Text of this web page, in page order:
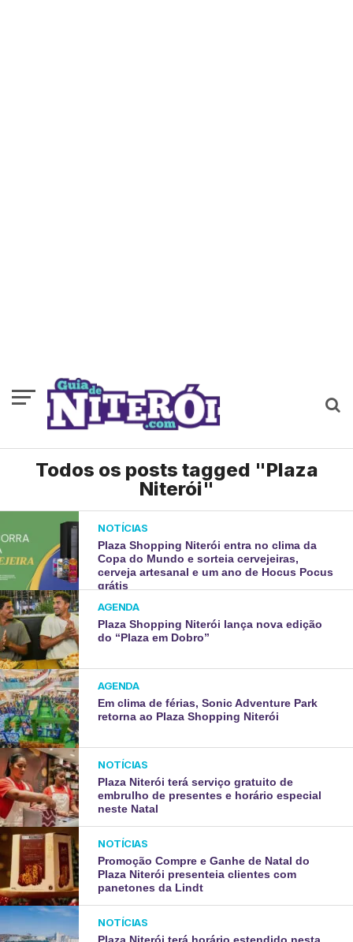
Todos os posts tagged "Plaza
Niterói"
NOTÍCIAS
Plaza Shopping Niterói entra no clima da
Copa do Mundo e sorteia cervejeiras,
cerveja artesanal e um ano de Hocus Pocus
grátis
AGENDA
Plaza Shopping Niterói lança nova edição
do “Plaza em Dobro”
AGENDA
Em clima de férias, Sonic Adventure Park
retorna ao Plaza Shopping Niterói
NOTÍCIAS
Plaza Niterói terá serviço gratuito de
embrulho de presentes e horário especial
neste Natal
NOTÍCIAS
Promoção Compre e Ganhe de Natal do
Plaza Niterói presenteia clientes com
panetones da Lindt
NOTÍCIAS